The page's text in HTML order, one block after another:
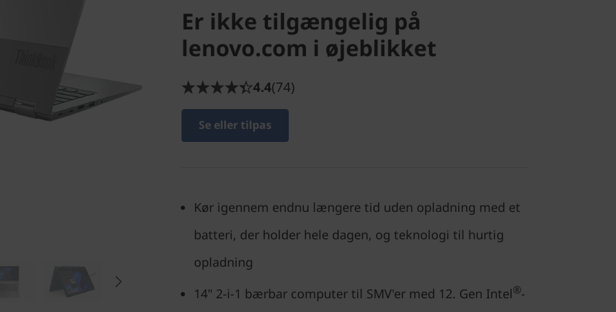
Er ikke tilgængelig på
lenovo.com i øjeblikket
4.4(74)
Se eller tilpas
Kør igennem endnu længere tid uden opladning med et
batteri, der holder hele dagen, og teknologi til hurtig
opladning
14" 2-i-1 bærbar computer til SMV'er med 12. Gen Intel®-